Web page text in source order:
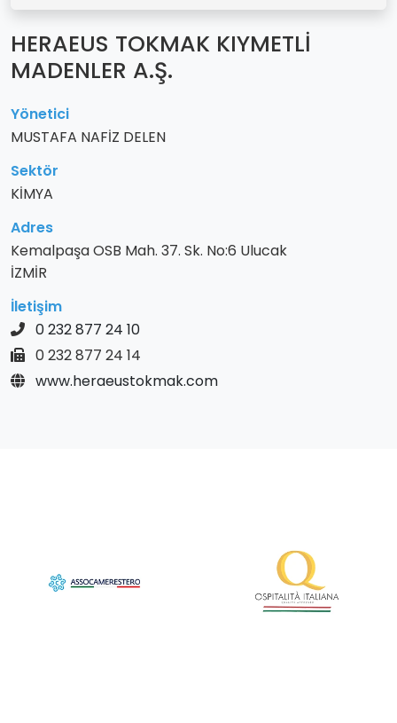
HERAEUS TOKMAK KIYMETLİ
MADENLER A.Ş.
Yönetici
MUSTAFA NAFİZ DELEN
Sektör
KİMYA
Adres
Kemalpaşa OSB Mah. 37. Sk. No:6 Ulucak
İZMİR
İletişim
0 232 877 24 10
0 232 877 24 14
www.heraeustokmak.com